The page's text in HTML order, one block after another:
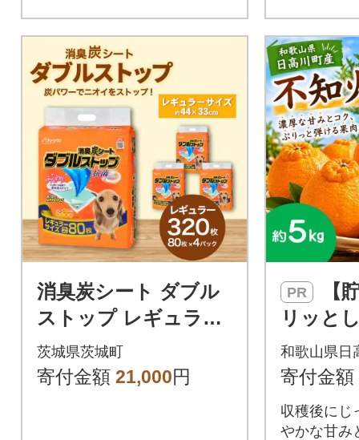
消臭炭シート ダブル
ストップ レギュラー
80枚×4袋 ペットシー
ツ 犬用 抗菌
茨城県茨城町
寄付金額 21,000円
PR
リッと
の坂果
g(L～5L
産
和歌山県日
寄付金額
収穫後にじ
やかな甘み